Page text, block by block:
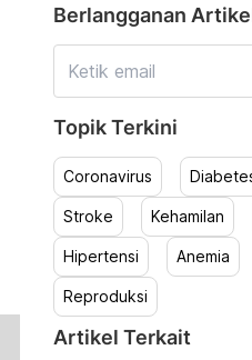
Berlangganan
Topik Terkini
Coronavirus
Stroke Kehamilan
Hipertensi Anemia
Reproduksi
Artikel Terkait